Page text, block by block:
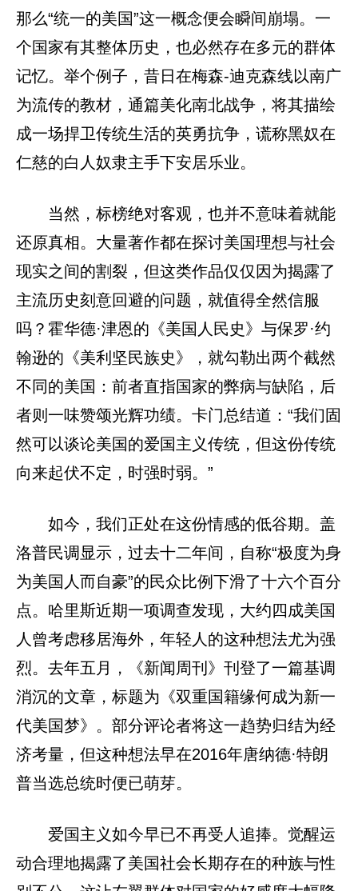
那么“统一的美国”这一概念便会瞬间崩塌。一
个国家有其整体历史，也必然存在多元的群体
记忆。举个例子，昔日在梅森-迪克森线以南广
为流传的教材，通篇美化南北战争，将其描绘
成一场捍卫传统生活的英勇抗争，谎称黑奴在
仁慈的白人奴隶主手下安居乐业。
当然，标榜绝对客观，也并不意味着就能
还原真相。大量著作都在探讨美国理想与社会
现实之间的割裂，但这类作品仅仅因为揭露了
主流历史刻意回避的问题，就值得全然信服
吗？霍华德·津恩的《美国人民史》与保罗·约
翰逊的《美利坚民族史》，就勾勒出两个截然
不同的美国：前者直指国家的弊病与缺陷，后
者则一味赞颂光辉功绩。卡门总结道：“我们固
然可以谈论美国的爱国主义传统，但这份传统
向来起伏不定，时强时弱。”
如今，我们正处在这份情感的低谷期。盖
洛普民调显示，过去十二年间，自称“极度为身
为美国人而自豪”的民众比例下滑了十六个百分
点。哈里斯近期一项调查发现，大约四成美国
人曾考虑移居海外，年轻人的这种想法尤为强
烈。去年五月，《新闻周刊》刊登了一篇基调
消沉的文章，标题为《双重国籍缘何成为新一
代美国梦》。部分评论者将这一趋势归结为经
济考量，但这种想法早在2016年唐纳德·特朗
普当选总统时便已萌芽。
爱国主义如今早已不再受人追捧。觉醒运
动合理地揭露了美国社会长期存在的种族与性